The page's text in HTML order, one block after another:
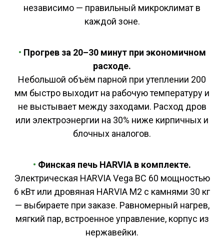
независимо — правильный микроклимат в
каждой зоне.
• Прогрев за 20–30 минут при экономичном
расходе.
Небольшой объём парной при утеплении 200
мм быстро выходит на рабочую температуру и
не выстывает между заходами. Расход дров
или электроэнергии на 30% ниже кирпичных и
блочных аналогов.
• Финская печь HARVIA в комплекте.
Электрическая HARVIA Vega BC 60 мощностью
6 кВт или дровяная HARVIA M2 с камнями 30 кг
— выбираете при заказе. Равномерный нагрев,
мягкий пар, встроенное управление, корпус из
нержавейки.